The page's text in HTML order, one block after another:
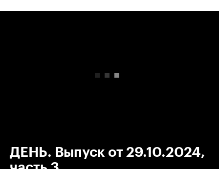
ДЕНЬ. Выпуск от 29.10.2024,